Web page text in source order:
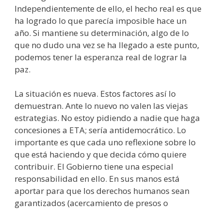
Independientemente de ello, el hecho real es que
ha logrado lo que parecía imposible hace un
año. Si mantiene su determinación, algo de lo
que no dudo una vez se ha llegado a este punto,
podemos tener la esperanza real de lograr la
paz.
La situación es nueva. Estos factores así lo
demuestran. Ante lo nuevo no valen las viejas
estrategias. No estoy pidiendo a nadie que haga
concesiones a ETA; sería antidemocrático. Lo
importante es que cada uno reflexione sobre lo
que está haciendo y que decida cómo quiere
contribuir. El Gobierno tiene una especial
responsabilidad en ello. En sus manos está
aportar para que los derechos humanos sean
garantizados (acercamiento de presos o